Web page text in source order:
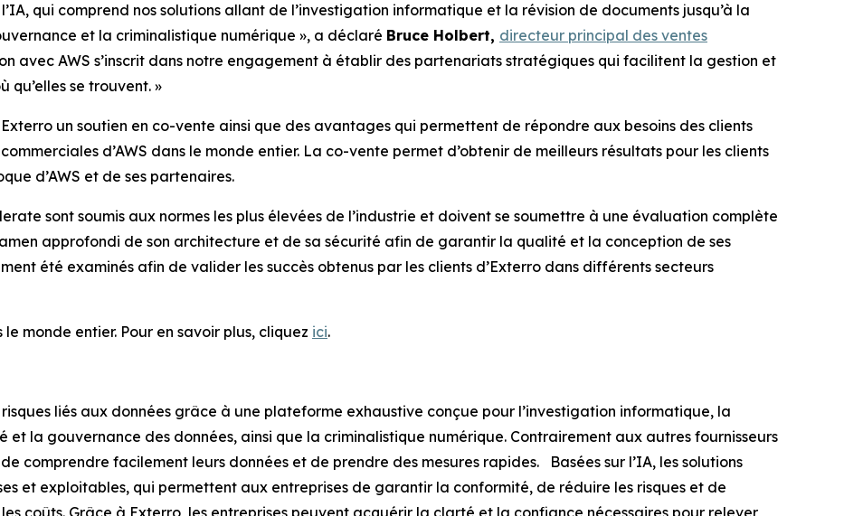
qui comprend nos solutions allant de l’investigation informatique et la révision de documents jusqu’à la
et la criminalistique numérique », a déclaré Bruce Holbert, directeur principal des ventes
avec AWS s’inscrit dans notre engagement à établir des partenariats stratégiques qui facilitent la gestion et
qu’elles se trouvent. »
un soutien en co-vente ainsi que des avantages qui permettent de répondre aux besoins des clients
d’AWS dans le monde entier. La co-vente permet d’obtenir de meilleurs résultats pour les clients
d’AWS et de ses partenaires.
sont soumis aux normes les plus élevées de l’industrie et doivent se soumettre à une évaluation complète
approfondi de son architecture et de sa sécurité afin de garantir la qualité et la conception de ses
été examinés afin de valider les succès obtenus par les clients d’Exterro dans différents secteurs
monde entier. Pour en savoir plus, cliquez ici.
liés aux données grâce à une plateforme exhaustive conçue pour l’investigation informatique, la
la gouvernance des données, ainsi que la criminalistique numérique. Contrairement aux autres fournisseurs
comprendre facilement leurs données et de prendre des mesures rapides. Basées sur l’IA, les solutions
et exploitables, qui permettent aux entreprises de garantir la conformité, de réduire les risques et de